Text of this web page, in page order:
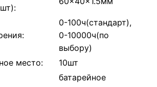
0-100ч(стандарт),
0-10000ч(по
выбору)
место:
10шт
батарейное